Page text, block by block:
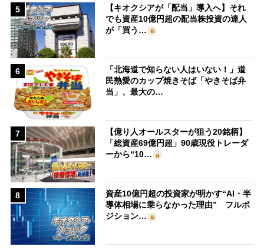
5
【キオクシアが「配当」導入へ】それ
でも資産10億円超の配当株投資の達人
が「買う…
6
「北海道で知らない人はいない！」道
民熱愛のカップ焼きそば「やきそば弁
当」、最大の…
7
【億り人オールスターが狙う20銘柄】
「総資産69億円超」90歳現役トレーダ
ーから“10…
8
資産10億円超の投資家が明かす“AI・半
導体相場に乗らなかった理由” フルポ
ジション…